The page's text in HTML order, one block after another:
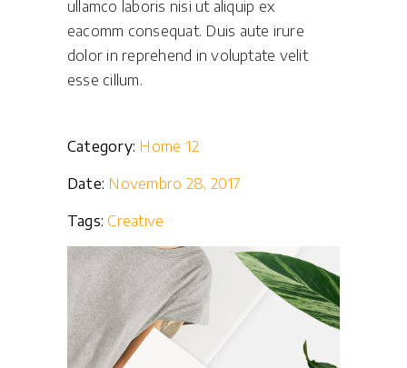
ullamco laboris nisi ut aliquip ex
eacomm consequat. Duis aute irure
dolor in reprehend in voluptate velit
esse cillum.
Category: Home 12
Date: Novembro 28, 2017
Tags: Creative